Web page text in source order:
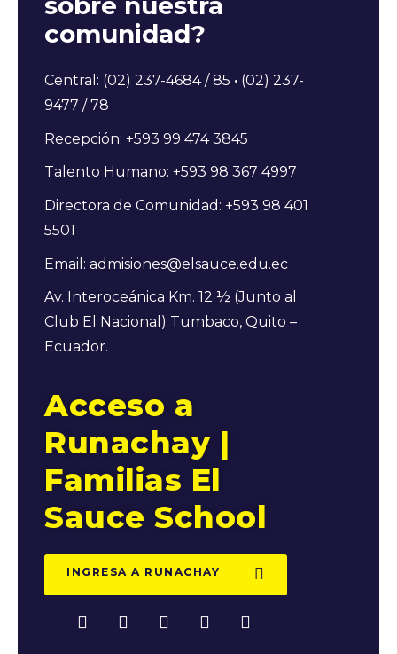
comunidad?
Central: (02) 237-4684 / 85 · (02) 237-
9477 / 78
Recepción: +593 99 474 3845
Talento Humano: +593 98 367 4997
Directora de Comunidad: +593 98 401
5501
Email: admisiones@elsauce.edu.ec
Av. Interoceánica Km. 12 ½ (Junto al
Club El Nacional) Tumbaco, Quito –
Ecuador.
Acceso a
Runachay |
Familias El
Sauce School
INGRESA A RUNACHAY